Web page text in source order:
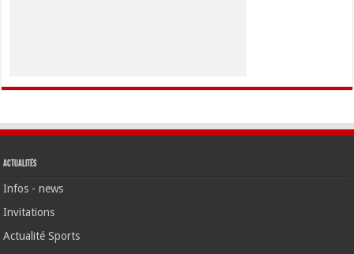
Actualités
Infos - news
Invitations
Actualité Sports